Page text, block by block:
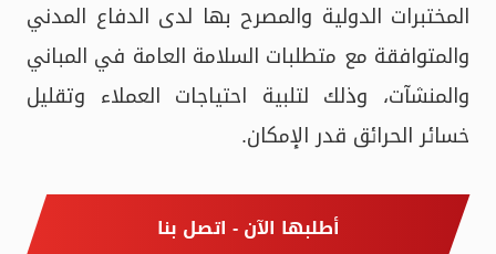
المختبرات الدولية والمصرح بها لدى الدفاع المدني
والمتوافقة مع متطلبات السلامة العامة في المباني
والمنشآت، وذلك لتلبية احتياجات العملاء وتقليل
خسائر الحرائق قدر الإمكان.
أطلبها الآن - اتصل بنا